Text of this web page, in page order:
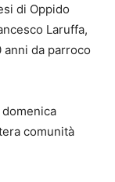
di Oppido
Laruffa,
da parroco
comunità